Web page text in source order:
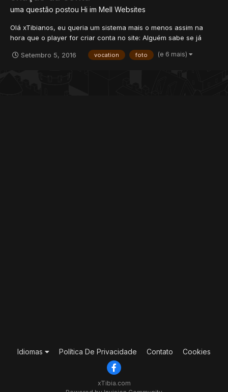
uma questão postou Hi im Mell Websites
Olá xTibianos, eu queria um sistema mais o menos assim na
hora que o player for criar conta no site: Alguém sabe se já
Setembro 5, 2016
vocation foto (e 6 mais)
Idiomas Política De Privacidade Contato Cookies
xTibia.com